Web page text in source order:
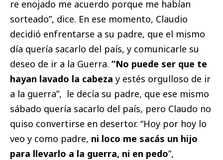
re enojado me acuerdo porque me habían
sorteado”, dice. En ese momento, Claudio
decidió enfrentarse a su padre, que el mismo
día quería sacarlo del país, y comunicarle su
deseo de ir a la Guerra. ”No puede ser que te
hayan lavado la cabeza y estés orgulloso de ir
a la guerra”, le decía su padre, que ese mismo
sábado quería sacarlo del país, pero Claudo no
quiso convertirse en desertor. “Hoy por hoy lo
veo y como padre, ni loco me sacás un hijo
para llevarlo a la guerra, ni en pedo”,